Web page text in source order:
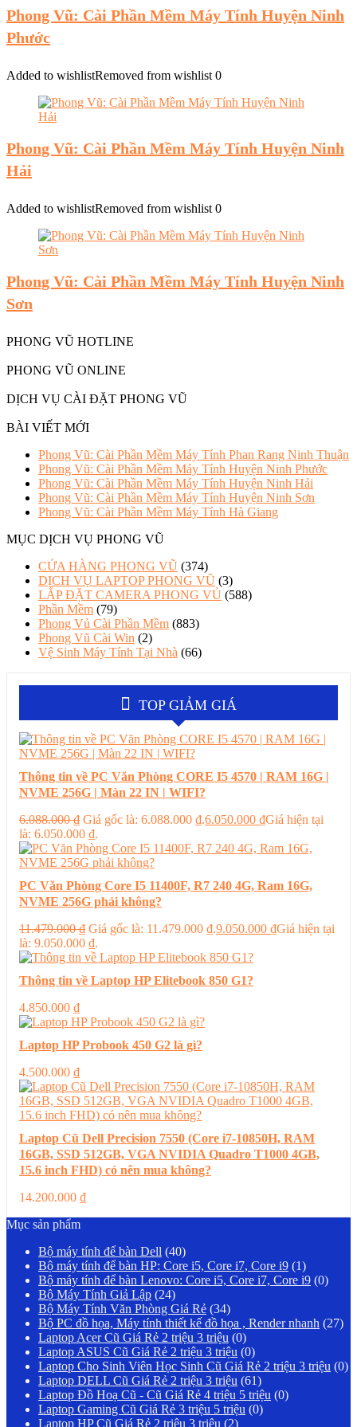
Phong Vũ: Cài Phần Mềm Máy Tính Huyện Ninh
Phước
Added to wishlistRemoved from wishlist 0
Phong Vũ: Cài Phần Mềm Máy Tính Huyện Ninh
Hải
Added to wishlistRemoved from wishlist 0
Phong Vũ: Cài Phần Mềm Máy Tính Huyện Ninh
Sơn
PHONG VŨ HOTLINE
PHONG VŨ ONLINE
DỊCH VỤ CÀI ĐẶT PHONG VŨ
BÀI VIẾT MỚI
Phong Vũ: Cài Phần Mềm Máy Tính Phan Rang Ninh Thuận
Phong Vũ: Cài Phần Mềm Máy Tính Huyện Ninh Phước
Phong Vũ: Cài Phần Mềm Máy Tính Huyện Ninh Hải
Phong Vũ: Cài Phần Mềm Máy Tính Huyện Ninh Sơn
Phong Vũ: Cài Phần Mềm Máy Tính Hà Giang
MỤC DỊCH VỤ PHONG VŨ
CỬA HÀNG PHONG VŨ (374)
DỊCH VỤ LAPTOP PHONG VŨ (3)
LẮP ĐẶT CAMERA PHONG VỦ (588)
Phần Mềm (79)
Phong Vủ Cài Phần Mềm (883)
Phong Vũ Cài Win (2)
Vệ Sinh Máy Tính Tại Nhà (66)
TOP GIẢM GIÁ
Thông tin về PC Văn Phòng CORE I5 4570 | RAM 16G |
NVME 256G | Màn 22 IN | WIFI?
6.088.000₫ Giá gốc là: 6.088.000 ₫.6.050.000 ₫Giá hiện tại
là: 6.050.000 ₫.
PC Văn Phòng Core I5 11400F, R7 240 4G, Ram 16G,
NVME 256G phải không?
11.479.000₫ Giá gốc là: 11.479.000 ₫.9.050.000 ₫Giá hiện tại
là: 9.050.000 ₫.
Thông tin về Laptop HP Elitebook 850 G1?
4.850.000 ₫
Laptop HP Probook 450 G2 là gì?
4.500.000 ₫
Laptop Cũ Dell Precision 7550 (Core i7-10850H, RAM
16GB, SSD 512GB, VGA NVIDIA Quadro T1000 4GB,
15.6 inch FHD) có nên mua không?
14.200.000 ₫
Mục sản phẩm
Bộ máy tính để bàn Dell (40)
Bộ máy tính để bàn HP: Core i5, Core i7, Core i9 (1)
Bộ máy tính để bàn Lenovo: Core i5, Core i7, Core i9 (0)
Bộ Máy Tính Giả Lập (24)
Bộ Máy Tính Văn Phòng Giá Rẻ (34)
Bộ PC đồ họa, Máy tính thiết kế đồ họa , Render nhanh (27)
Laptop Acer Cũ Giá Rẻ 2 triệu 3 triệu (0)
Laptop ASUS Cũ Giá Rẻ 2 triệu 3 triệu (0)
Laptop Cho Sinh Viên Học Sinh Cũ Giá Rẻ 2 triệu 3 triệu (0)
Laptop DELL Cũ Giá Rẻ 2 triệu 3 triệu (61)
Laptop Đồ Hoạ Cũ - Cũ Giá Rẻ 4 triệu 5 triệu (0)
Laptop Gaming Cũ Giá Rẻ 3 triệu 5 triệu (0)
Laptop HP Cũ Giá Rẻ 2 triệu 3 triệu (2)